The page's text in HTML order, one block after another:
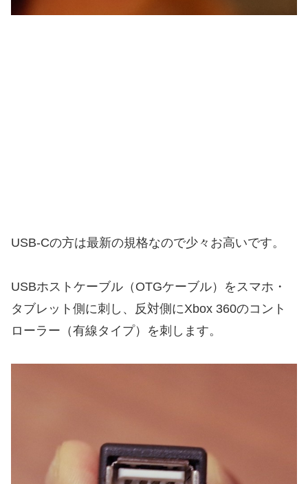
USB-Cの方は最新の規格なので少々お高いです。
USBホストケーブル（OTGケーブル）をスマホ・
タブレット側に刺し、反対側にXbox 360のコント
ローラー（有線タイプ）を刺します。